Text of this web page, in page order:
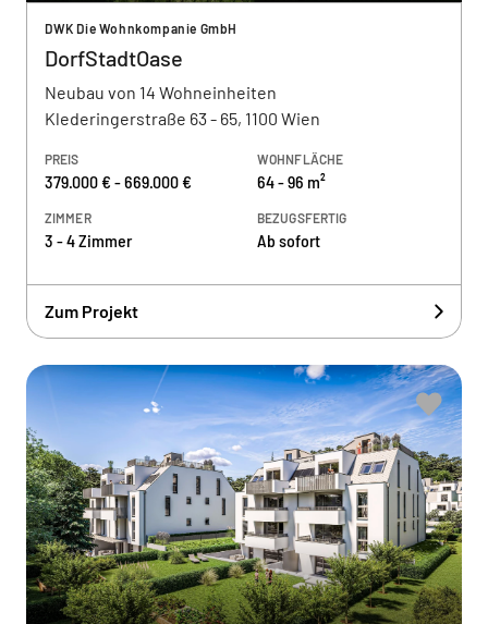
DWK Die Wohnkompanie GmbH
DorfStadtOase
Neubau von 14 Wohneinheiten
Klederingerstraße 63 - 65, 1100 Wien
PREIS
379.000 € - 669.000 €
WOHNFLÄCHE
64 - 96 m²
ZIMMER
3 - 4 Zimmer
BEZUGSFERTIG
Ab sofort
Zum Projekt